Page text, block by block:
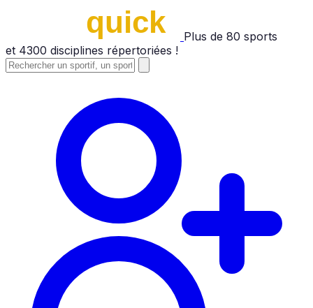
Plus de 80 sports
et 4300 disciplines répertoriées !